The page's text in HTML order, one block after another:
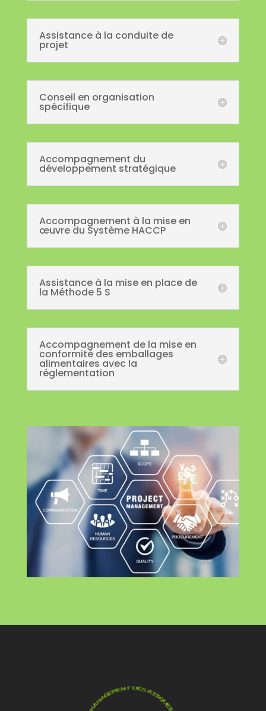
Assistance à la conduite de
projet
Conseil en organisation
spécifique
Accompagnement du
développement stratégique
Accompagnement à la mise en
œuvre du Système HACCP
Assistance à la mise en place de
la Méthode 5 S
Accompagnement de la mise en
conformité des emballages
alimentaires avec la
réglementation